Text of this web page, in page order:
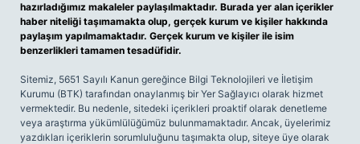
hazırladığımız makaleler paylaşılmaktadır. Burada yer alan içerikler
haber niteliği taşımamakta olup, gerçek kurum ve kişiler hakkında
paylaşım yapılmamaktadır. Gerçek kurum ve kişiler ile isim
benzerlikleri tamamen tesadüfidir.
Sitemiz, 5651 Sayılı Kanun gereğince Bilgi Teknolojileri ve İletişim
Kurumu (BTK) tarafından onaylanmış bir Yer Sağlayıcı olarak hizmet
vermektedir. Bu nedenle, sitedeki içerikleri proaktif olarak denetleme
veya araştırma yükümlülüğümüz bulunmamaktadır. Ancak, üyelerimiz
yazdıkları içeriklerin sorumluluğunu taşımakta olup, siteye üye olarak